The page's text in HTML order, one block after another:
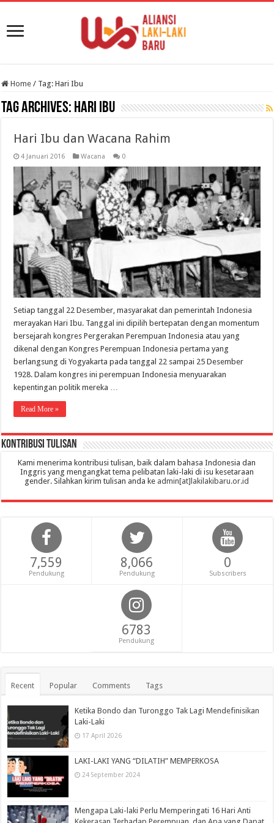
Home / Tag:Hari Ibu
Tag Archives: Hari Ibu
Hari Ibu dan Wacana Rahim
4 Januari 2016 Wacana 0
Setiap tanggal 22 Desember, masyarakat dan pemerintah Indonesia
merayakan Hari Ibu. Tanggal ini dipilih bertepatan dengan momentum
bersejarah kongres Pergerakan Perempuan Indonesia atau yang
dikenal dengan Kongres Perempuan Indonesia pertama yang
berlangsung di Yogyakarta pada tanggal 22 sampai 25 Desember
1928. Dalam kongres ini perempuan Indonesia menyuarakan
kepentingan politik mereka …
Read More »
Kontribusi Tulisan
Kami menerima kontribusi tulisan, baik dalam bahasa Indonesia dan
Inggris yang mengangkat tema pelibatan laki-laki di isu kesetaraan
gender. Silahkan kirim tulisan anda ke admin[at]lakilakibaru.or.id
7,559
Pendukung
8,066
Pendukung
0
Subscribers
6783
Pendukung
Recent Popular Comments Tags
Ketika Bondo dan Turonggo Tak Lagi Mendefinisikan
Laki-Laki
17 April 2026
LAKI-LAKI YANG “DILATIH” MEMPERKOSA
24 September 2024
Mengapa Laki-laki Perlu Memperingati 16 Hari Anti